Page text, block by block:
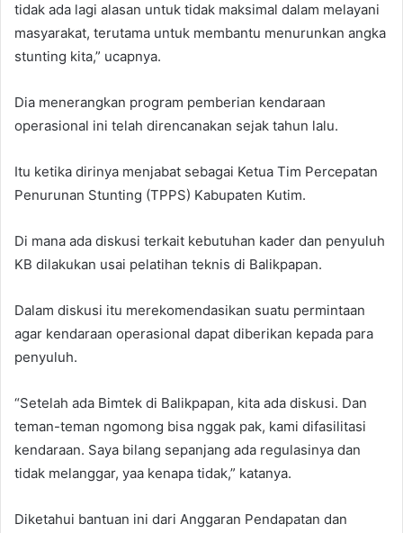
tidak ada lagi alasan untuk tidak maksimal dalam melayani
masyarakat, terutama untuk membantu menurunkan angka
stunting kita,” ucapnya.
Dia menerangkan program pemberian kendaraan
operasional ini telah direncanakan sejak tahun lalu.
Itu ketika dirinya menjabat sebagai Ketua Tim Percepatan
Penurunan Stunting (TPPS) Kabupaten Kutim.
Di mana ada diskusi terkait kebutuhan kader dan penyuluh
KB dilakukan usai pelatihan teknis di Balikpapan.
Dalam diskusi itu merekomendasikan suatu permintaan
agar kendaraan operasional dapat diberikan kepada para
penyuluh.
“Setelah ada Bimtek di Balikpapan, kita ada diskusi. Dan
teman-teman ngomong bisa nggak pak, kami difasilitasi
kendaraan. Saya bilang sepanjang ada regulasinya dan
tidak melanggar, yaa kenapa tidak,” katanya.
Diketahui bantuan ini dari Anggaran Pendapatan dan